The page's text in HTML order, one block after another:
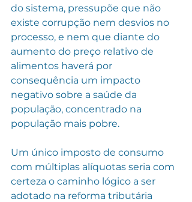
do sistema, pressupõe que não
existe corrupção nem desvios no
processo, e nem que diante do
aumento do preço relativo de
alimentos haverá por
consequência um impacto
negativo sobre a saúde da
população, concentrado na
população mais pobre.
Um único imposto de consumo
com múltiplas alíquotas seria com
certeza o caminho lógico a ser
adotado na reforma tributária